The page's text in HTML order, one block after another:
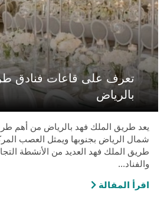
تعرف على قاعات فنادق
بالرياض
يعد طريق الملك فهد بالرياض من أهم
شمال الرياض بجنوبها ويمثل العصب
طريق الملك فهد العديد من الأنشطة
والفناد...
اقرأ المقالة